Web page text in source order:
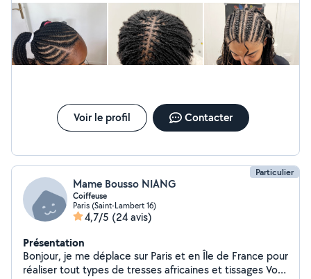
Voir le profil Contacter
Particulier
Mame Bousso NIANG
Coiffeuse
Paris (Saint-Lambert 16)
4,7/5 (24 avis)
Présentation
Bonjour, je me déplace sur Paris et en Île de France pour
réaliser tout types de tresses africaines et tissages Vous